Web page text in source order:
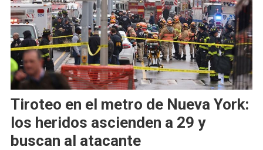
Tiroteo en el metro de Nueva York:
los heridos ascienden a 29 y
buscan al atacante